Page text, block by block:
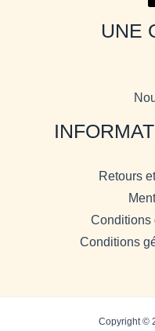
UNE
Retours
Conditions
Conditions
Copyright ©